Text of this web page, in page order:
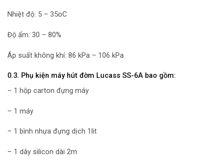
Nhiệt độ: 5 – 35oC
Độ ẩm: 30 – 80%
Áp suất không khí: 86 kPa – 106 kPa
0.3. Phụ kiện máy hút đờm Lucass SS-6A bao gồm:
– 1 hộp carton đựng máy
– 1 máy
– 1 bình nhựa đựng dịch 1lit
– 1 dây silicon dài 2m